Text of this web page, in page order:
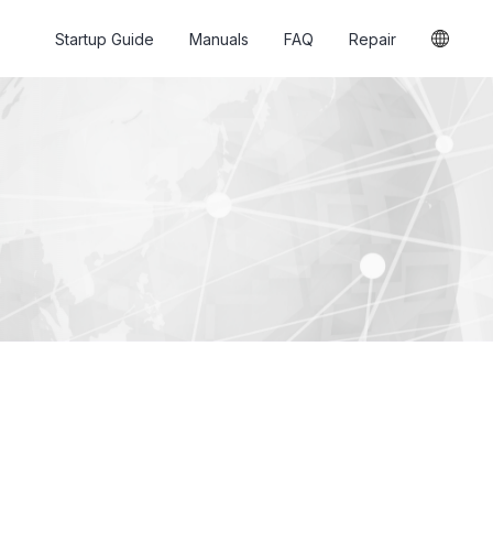
Startup Guide Manuals FAQ Repair